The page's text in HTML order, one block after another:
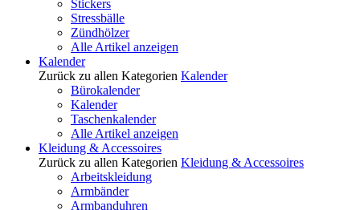
Stickers
Stressbälle
Zündhölzer
Alle Artikel anzeigen
Kalender
Zurück zu allen Kategorien Kalender
Bürokalender
Kalender
Taschenkalender
Alle Artikel anzeigen
Kleidung & Accessoires
Zurück zu allen Kategorien Kleidung & Accessoires
Arbeitskleidung
Armbänder
Armbanduhren